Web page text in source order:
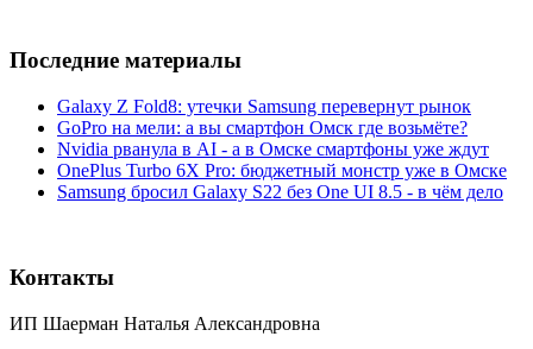
Последние материалы
Galaxy Z Fold8: утечки Samsung перевернут рынок
GoPro на мели: а вы смартфон Омск где возьмёте?
Nvidia рванула в AI - а в Омске смартфоны уже ждут
OnePlus Turbo 6X Pro: бюджетный монстр уже в Омске
Samsung бросил Galaxy S22 без One UI 8.5 - в чём дело
Контакты
ИП Шаерман Наталья Александровна